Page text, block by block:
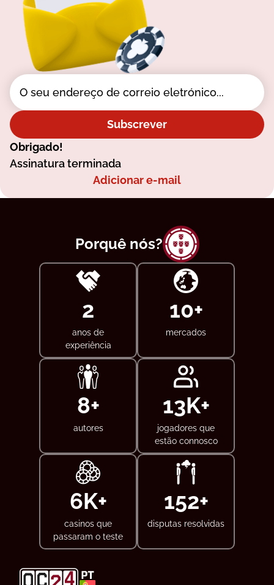
Subscrever
Obrigado!
Assinatura terminada
Adicionar e-mail
Porquê nós?
5
anos de
experiência
20+
mercados
15+
autores
25K+
jogadores que
estão connosco
12K+
casinos que
passaram o teste
300+
disputas resolvidas